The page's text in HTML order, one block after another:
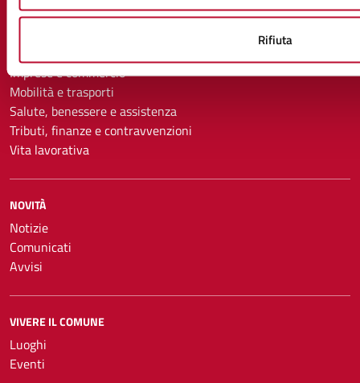
Rifiuta
Cultura e tempo libero
Imprese e commercio
Mobilità e trasporti
Salute, benessere e assistenza
Tributi, finanze e contravvenzioni
Vita lavorativa
NOVITÀ
Notizie
Comunicati
Avvisi
VIVERE IL COMUNE
Luoghi
Eventi